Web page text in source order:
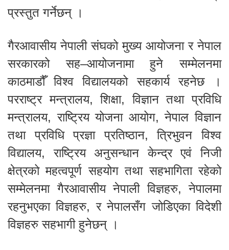
प्रस्तुत गर्नेछन् ।
गैरआवासीय नेपाली संघको मुख्य आयोजना र नेपाल
सरकारको सह–आयोजनामा हुने सम्मेलनमा
काठमाडौँ विश्व विद्यालयको सहकार्य रहनेछ ।
परराष्ट्र मन्त्रालय, शिक्षा, विज्ञान तथा प्रविधि
मन्त्रालय, राष्ट्रिय योजना आयोग, नेपाल विज्ञान
तथा प्रविधि प्रज्ञा प्रतिष्ठान, त्रिभुवन विश्व
विद्यालय, राष्ट्रिय अनुसन्धान केन्द्र एवं निजी
क्षेत्रको महत्वपूर्ण सहयोग तथा सहभागिता रहेको
सम्मेलनमा गैरआवासीय नेपाली विज्ञहरु, नेपालमा
रहनुभएका विज्ञहरु, र नेपालसँग जोडिएका विदेशी
विज्ञहरु सहभागी हुनेछन् ।